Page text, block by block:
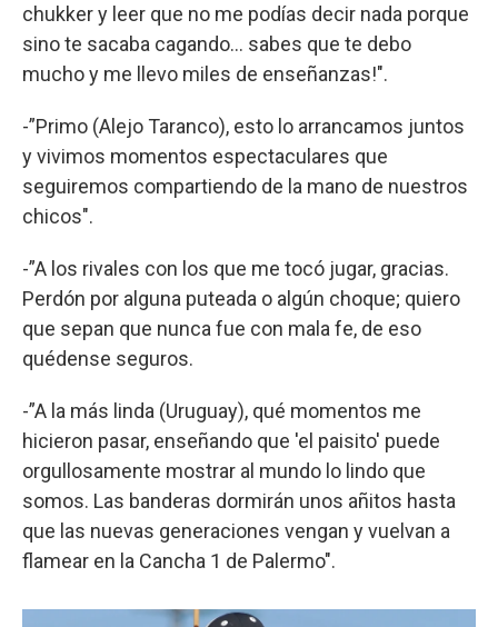
chukker y leer que no me podías decir nada porque
sino te sacaba cagando… sabes que te debo
mucho y me llevo miles de enseñanzas!".
-”Primo (Alejo Taranco), esto lo arrancamos juntos
y vivimos momentos espectaculares que
seguiremos compartiendo de la mano de nuestros
chicos".
-”A los rivales con los que me tocó jugar, gracias.
Perdón por alguna puteada o algún choque; quiero
que sepan que nunca fue con mala fe, de eso
quédense seguros.
-”A la más linda (Uruguay), qué momentos me
hicieron pasar, enseñando que 'el paisito' puede
orgullosamente mostrar al mundo lo lindo que
somos. Las banderas dormirán unos añitos hasta
que las nuevas generaciones vengan y vuelvan a
flamear en la Cancha 1 de Palermo".